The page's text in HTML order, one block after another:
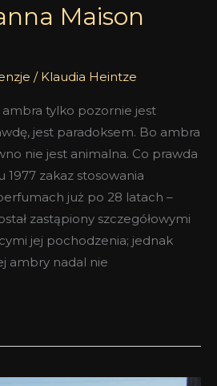
Maison
/ Klaudia Heintze
tylko pozornie jest
jest paradoksem. Bo ambra
nie jest animalna. Co prawda
zakaz stosowania
już po 28 latach –
zastąpiony szczegółowymi
jej pochodzenia; jednak
ambry nadal nie